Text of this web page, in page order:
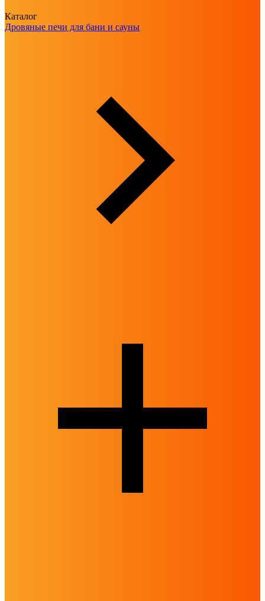
Каталог
Дровяные печи для бани и сауны